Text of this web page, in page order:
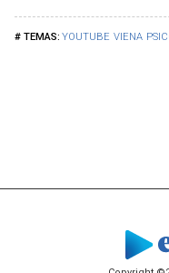
YOUTUBE VIENA